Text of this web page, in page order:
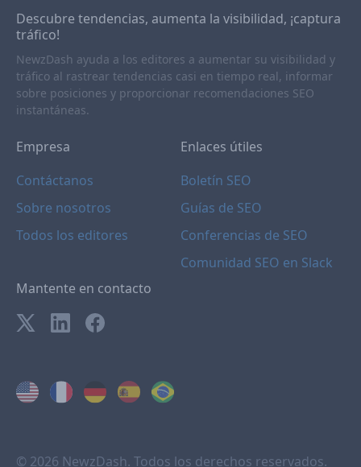
Descubre tendencias, aumenta la visibilidad, ¡captura
tráfico!
NewzDash ayuda a los editores a aumentar su visibilidad y
tráfico al rastrear tendencias casi en tiempo real, informar
sobre posiciones y proporcionar recomendaciones SEO
instantáneas.
Empresa
Contáctanos
Sobre nosotros
Todos los editores
Enlaces útiles
Boletín SEO
Guías de SEO
Conferencias de SEO
Comunidad SEO en Slack
Mantente en contacto
© 2026 NewzDash. Todos los derechos reservados.